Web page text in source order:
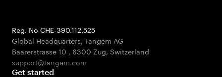
Reg. No CHE-390.112.525
Global Headquarters, Tangem AG
Baarerstrasse 10 , 6300 Zug, Switzerland
support@tangem.com
Get started